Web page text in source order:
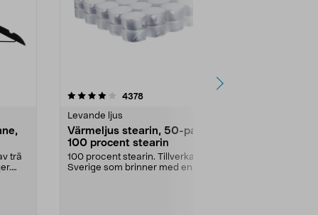
trä
4378recensioner
Levande ljus
Värmeljus stearin, 50-pack,
100 procent stearin
100 procent stearin. Tillverkade i
Sverige som brinner med en
4.5av 5 stjärnor